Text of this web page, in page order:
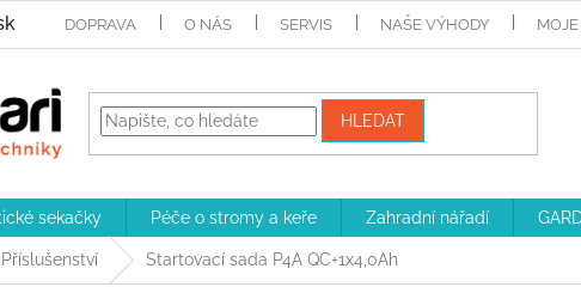
DOPRAVA O NÁS SERVIS NAŠE VÝHODY MOJE
HLEDAT
sekačky Péče o stromy a keře Zahradní nářadí
Příslušenství Startovací sada P4A QC+1x4,0Ah